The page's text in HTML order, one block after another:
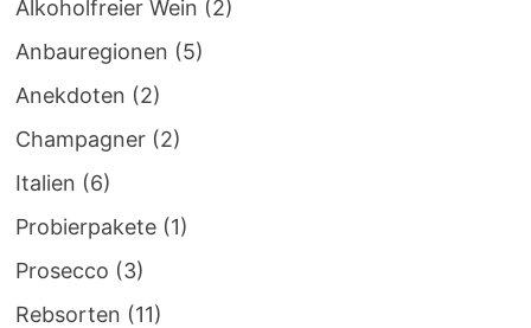
Alkoholfreier Wein (2)
Anbauregionen (5)
Anekdoten (2)
Champagner(2)
Italien (6)
Probierpakete(1)
Prosecco (3)
Rebsorten (11)